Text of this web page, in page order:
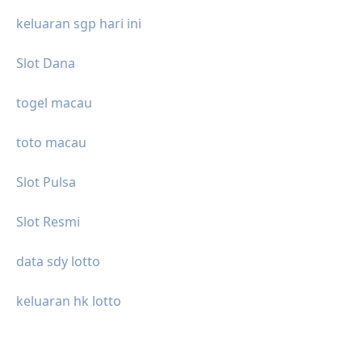
keluaran sgp hari ini
Slot Dana
togel macau
toto macau
Slot Pulsa
Slot Resmi
data sdy lotto
keluaran hk lotto